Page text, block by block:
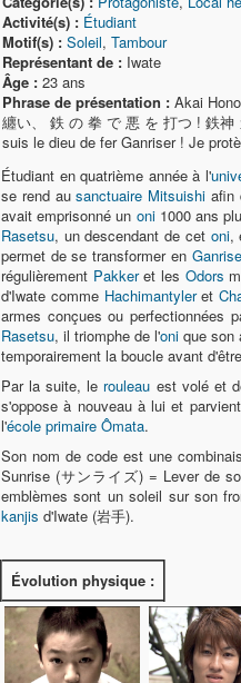
Activité(s) : Étudiant
Motif(s) : Soleil, Tambour
Représentant de : Iwate
Âge : 23 ans
Phrase de présentation : Akai
纏い、 鉄 の 拳 で 悪 を 打つ ! 鉄
suis le dieu de fer Ganriser ! Je
Étudiant en quatrième année à l'
se rend ausanctuaire Mitsuishi afin
avait emprisonné un oni1000 ans
Rasetsu, un descendant de cet oni,
permet de se transformer en
régulièrement Pakkeret les Odors
d'Iwate comme Hachimantyleret
armes conçues ou perfectionnées
Rasetsu, il triomphe de l'oni que son
temporairement la boucle avant
Par la suite, le rouleau est volé et
s'oppose à nouveau à lui et
l'école primaire Ômata.
Son nom de code est une
Sunrise (サンライズ) = Lever de
emblèmes sont un soleil sur son
kanjis d'Iwate (岩手).
Évolution physique :